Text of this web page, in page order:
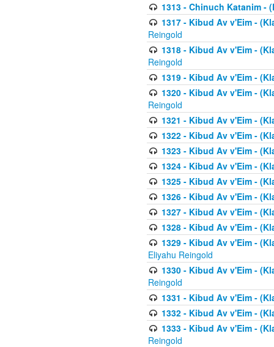
1313 - Chinuch Katanim -
1317 - Kibud Av v'Eim -
Reingold
1318 - Kibud Av v'Eim -
Reingold
1319 - Kibud Av v'Eim -
1320 - Kibud Av v'Eim -
Reingold
1321 - Kibud Av v'Eim -
1322 - Kibud Av v'Eim -
1323 - Kibud Av v'Eim -
1324 - Kibud Av v'Eim -
1325 - Kibud Av v'Eim -
1326 - Kibud Av v'Eim -
1327 - Kibud Av v'Eim -
1328 - Kibud Av v'Eim -
1329 - Kibud Av v'Eim -
Eliyahu Reingold
1330 - Kibud Av v'Eim -
Reingold
1331 - Kibud Av v'Eim -
1332 - Kibud Av v'Eim -
1333 - Kibud Av v'Eim -
Reingold